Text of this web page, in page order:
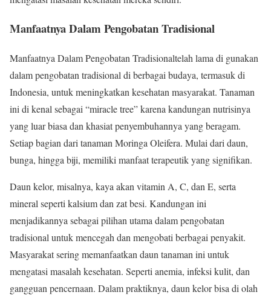
Manfaatnya Dalam Pengobatan Tradisional
Manfaatnya Dalam Pengobatan Tradisionaltelah lama di gunakan
dalam pengobatan tradisional di berbagai budaya, termasuk di
Indonesia, untuk meningkatkan kesehatan masyarakat. Tanaman
ini di kenal sebagai “miracle tree” karena kandungan nutrisinya
yang luar biasa dan khasiat penyembuhannya yang beragam.
Setiap bagian dari tanaman Moringa Oleifera. Mulai dari daun,
bunga, hingga biji, memiliki manfaat terapeutik yang signifikan.
Daun kelor, misalnya, kaya akan vitamin A, C, dan E, serta
mineral seperti kalsium dan zat besi. Kandungan ini
menjadikannya sebagai pilihan utama dalam pengobatan
tradisional untuk mencegah dan mengobati berbagai penyakit.
Masyarakat sering memanfaatkan daun tanaman ini untuk
mengatasi masalah kesehatan. Seperti anemia, infeksi kulit, dan
gangguan pencernaan. Dalam praktiknya, daun kelor bisa di olah